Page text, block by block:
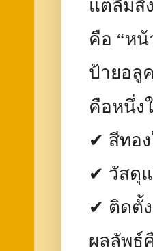
แต่ลืมสิ่
คือ “หน้
ป้ายอลู
คือหนึ่ง
✔ สีทอ
✔ วัสดุ
✔ ติดตั้ง
ผลลัพธ์